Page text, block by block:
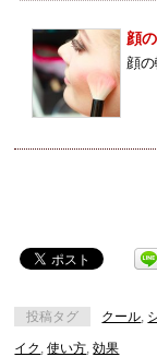
顔
顔
投稿タグ クール,
イク ,使い方,効果